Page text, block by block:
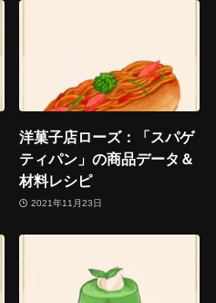
洋菓子店ローズ：「スパゲ
ティパン」の商品データ＆
材料レシピ
2021年11月23日